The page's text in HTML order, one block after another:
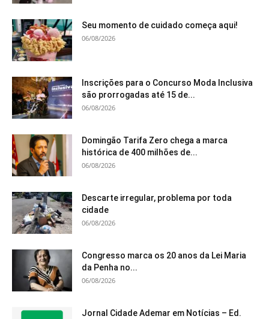
Seu momento de cuidado começa aqui!
06/08/2026
Inscrições para o Concurso Moda Inclusiva
são prorrogadas até 15 de...
06/08/2026
Domingão Tarifa Zero chega a marca
histórica de 400 milhões de...
06/08/2026
Descarte irregular, problema por toda
cidade
06/08/2026
Congresso marca os 20 anos da Lei Maria
da Penha no...
06/08/2026
Jornal Cidade Ademar em Notícias – Ed.